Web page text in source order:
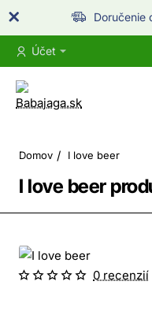
Doručenie
Účet
I love beer
Domov homeI love beer
0 recenzií